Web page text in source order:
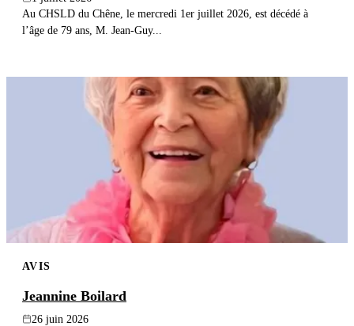
Au CHSLD du Chêne, le mercredi 1er juillet 2026, est décédé à
l’âge de 79 ans, M. Jean-Guy...
AVIS
Jeannine Boilard
26 juin 2026